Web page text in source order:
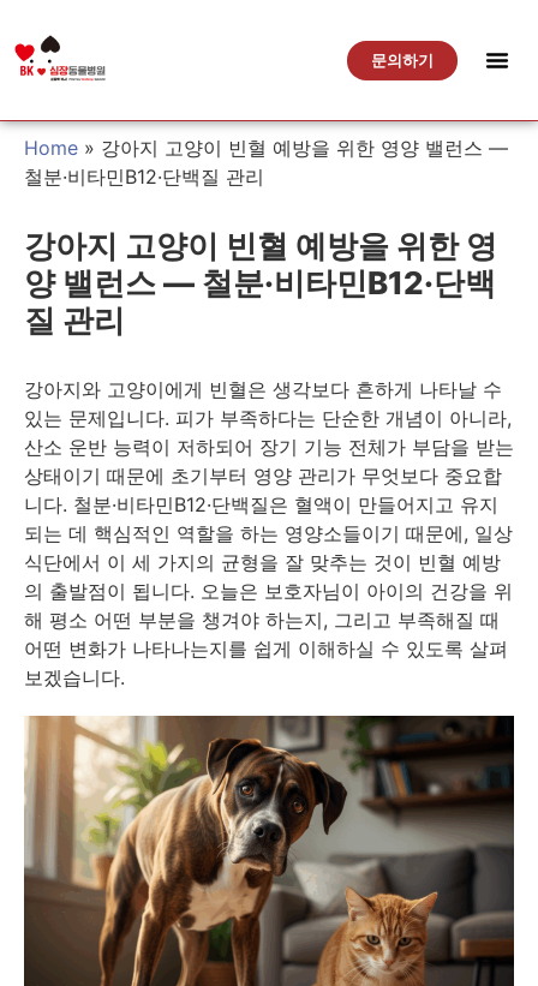
문의하기
Home » 강아지 고양이 빈혈 예방을 위한 영양 밸런스 —
철분·비타민B12·단백질 관리
강아지 고양이 빈혈 예방을 위한 영
양 밸런스 — 철분·비타민B12·단백
질 관리
강아지와 고양이에게 빈혈은 생각보다 흔하게 나타날 수
있는 문제입니다. 피가 부족하다는 단순한 개념이 아니라,
산소 운반 능력이 저하되어 장기 기능 전체가 부담을 받는
상태이기 때문에 초기부터 영양 관리가 무엇보다 중요합
니다. 철분·비타민B12·단백질은 혈액이 만들어지고 유지
되는 데 핵심적인 역할을 하는 영양소들이기 때문에, 일상
식단에서 이 세 가지의 균형을 잘 맞추는 것이 빈혈 예방
의 출발점이 됩니다. 오늘은 보호자님이 아이의 건강을 위
해 평소 어떤 부분을 챙겨야 하는지, 그리고 부족해질 때
어떤 변화가 나타나는지를 쉽게 이해하실 수 있도록 살펴
보겠습니다.